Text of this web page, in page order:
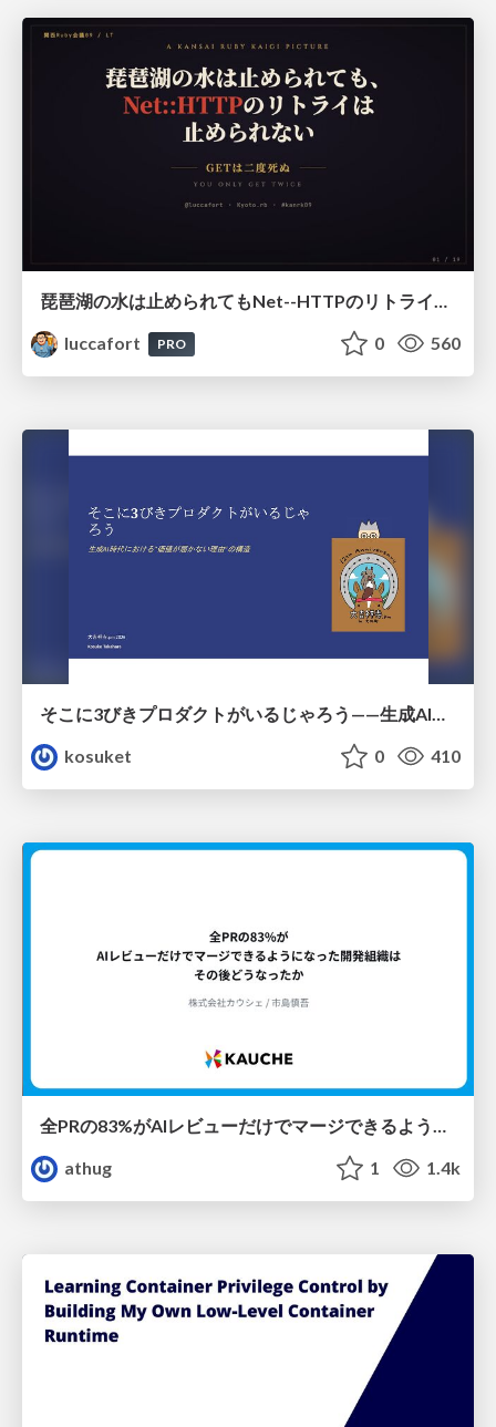
琵琶湖の水は止められてもNet--HTTPのリトライは止められない / You might be able to stop the water flow of Lake Biwa but you can't stop Net::HTTP retries
luccafort
PRO 0 560
kosuket
0 410
全PRの83%がAIレビューだけでマージできるようになった開発組織はその後どうなったか
athug
1 1.4k